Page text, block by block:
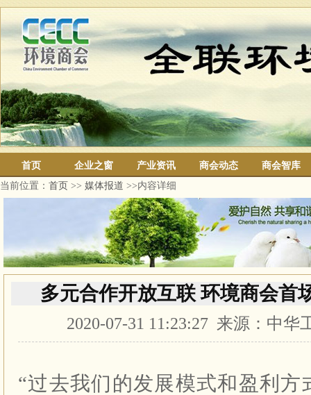
首页 企业之窗 产业资讯 商会动态
商会智库
当前位置： 首页 >> 媒体报道 >>内容详细
多元合作开放互联 环境商会首
2020-07-31 11:23:27 来源：中华
“过去我们的发展模式和盈利方